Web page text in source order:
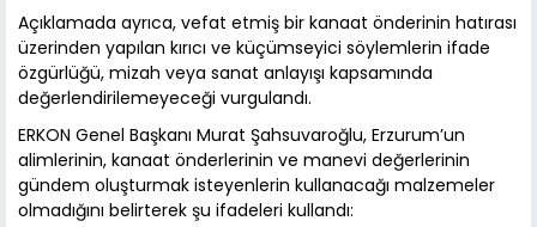
Açıklamada ayrıca, vefat etmiş bir kanaat önderinin hatırası
üzerinden yapılan kırıcı ve küçümseyici söylemlerin ifade
özgürlüğü, mizah veya sanat anlayışı kapsamında
değerlendirilemeyeceği vurgulandı.
ERKON Genel Başkanı Murat Şahsuvaroğlu, Erzurum’un
alimlerinin, kanaat önderlerinin ve manevi değerlerinin
gündem oluşturmak isteyenlerin kullanacağı malzemeler
olmadığını belirterek şu ifadeleri kullandı: